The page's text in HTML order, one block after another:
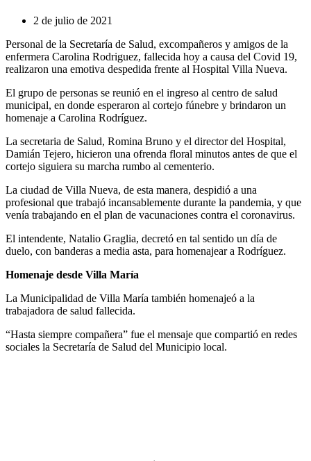
2 de julio de 2021
Personal de la Secretaría de Salud, excompañeros y amigos de la
enfermera Carolina Rodriguez, fallecida hoy a causa del Covid 19,
realizaron una emotiva despedida frente al Hospital Villa Nueva.
El grupo de personas se reunió en el ingreso al centro de salud
municipal, en donde esperaron al cortejo fúnebre y brindaron un
homenaje a Carolina Rodríguez.
La secretaria de Salud, Romina Bruno y el director del Hospital,
Damián Tejero, hicieron una ofrenda floral minutos antes de que el
cortejo siguiera su marcha rumbo al cementerio.
La ciudad de Villa Nueva, de esta manera, despidió a una
profesional que trabajó incansablemente durante la pandemia, y que
venía trabajando en el plan de vacunaciones contra el coronavirus.
El intendente, Natalio Graglia, decretó en tal sentido un día de
duelo, con banderas a media asta, para homenajear a Rodríguez.
Homenaje desde Villa María
La Municipalidad de Villa María también homenajeó a la
trabajadora de salud fallecida.
“Hasta siempre compañera” fue el mensaje que compartió en redes
sociales la Secretaría de Salud del Municipio local.